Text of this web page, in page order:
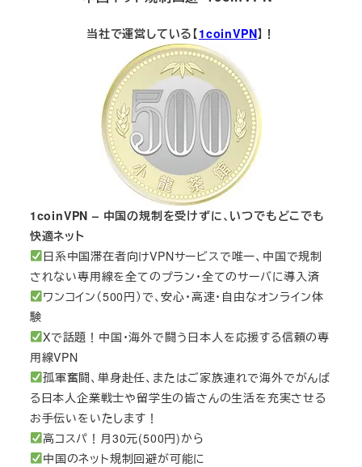
当社で運営している【1coinVPN】！
1coinVPN – 中国の規制を受けずに、いつでもどこでも
快適ネット
日系中国滞在者向けVPNサービスで唯一、中国で規制
されない専用線を全てのプラン・全てのサーバに導入済
ワンコイン（500円）で、安心・高速・自由なオンライン体
験
Xで話題！中国・海外で闘う日本人を応援する信頼の専
用線VPN
孤軍奮闘、単身赴任、またはご家族連れで海外でがんば
る日本人企業戦士や留学生の皆さんの生活を充実させる
お手伝いをいたします！
高コスパ！月30元(500円)から
中国のネット規制回避が可能に